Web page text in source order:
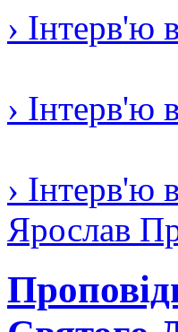
› Інтерв'ю
› Інтерв'ю
› Інтерв'ю
Ярослав